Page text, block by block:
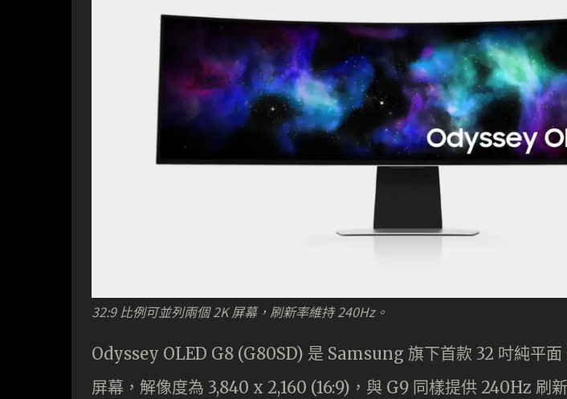
32:9 比例可並列兩個 2K 屏幕，刷新率維持 240Hz。
Odyssey OLED G8 (G80SD) 是 Samsung 旗下首款 32 吋純平
屏幕，解像度為 3,840 x 2,160 (16:9)，與 G9 同樣提供 240Hz 刷